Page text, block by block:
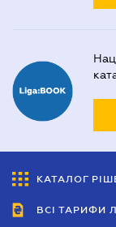
КАТАЛОГ
ВСІ ТАРИФИ